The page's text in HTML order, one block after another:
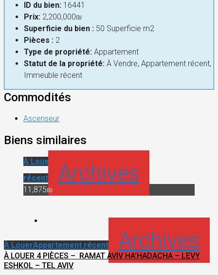
ID du bien: 16441
Prix: 2,200,000₪
Superficie du bien : 50 Superficie m2
Pièces : 2
Type de propriété: Appartement
Statut de la propriété: À Vendre, Appartement récent,
Immeuble récent
Commodités
Ascenseur
Biens similaires
À Louer
récent
Archives
11,875₪
À LouerAppartement récent Archives
À LOUER 4 PIÈCES – RAMAT AVIV HA’HADACHA – LEVY
ESHKOL – TEL AVIV